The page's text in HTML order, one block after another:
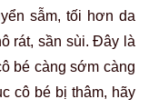
sẫm, tối hơn da
rát, sần sùi. Đây là
bé càng sớm càng
cô bé bị thâm, hãy